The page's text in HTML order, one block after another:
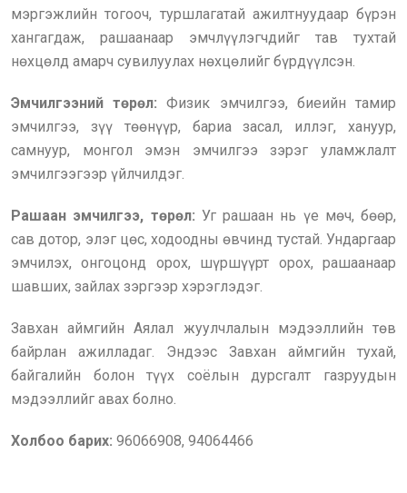
мэргэжлийн тогооч, туршлагатай ажилтнуудаар бүрэн
хангагдаж, рашаанаар эмчлүүлэгчдийг тав тухтай
нөхцөлд амарч сувилуулах нөхцөлийг бүрдүүлсэн.
Эмчилгээний төрөл:Физик эмчилгээ, биеийн тамир
эмчилгээ, зүү төөнүүр, бариа засал, иллэг, хануур,
самнуур, монгол эмэн эмчилгээ зэрэг уламжлалт
эмчилгээгээр үйлчилдэг.
Рашаан эмчилгээ, төрөл: Уг рашаан нь үе мөч, бөөр,
сав дотор, элэг цөс, ходоодны өвчинд тустай. Ундаргаар
эмчилэх, онгоцонд орох, шүршүүрт орох, рашаанаар
шавших, зайлах зэргээр хэрэглэдэг.
Завхан аймгийн Аялал жуулчлалын мэдээллийн төв
байрлан ажилладаг. Эндээс Завхан аймгийн тухай,
байгалийн болон түүх соёлын дурсгалт газруудын
мэдээллийг авах болно.
Холбоо барих: 96066908, 94064466